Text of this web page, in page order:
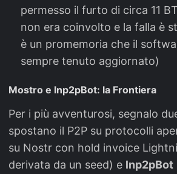
permesso il furto di circa 11
non era coinvolto e la falla è
è un promemoria che il
sempre tenuto aggiornato)
Mostro e lnp2pBot: la Frontiera
Per i più avventurosi, segnalo
spostano il P2P su protocolli
su Nostr con hold invoice
derivata da un seed) e lnp2pBot